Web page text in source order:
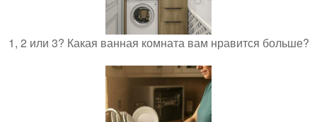
1, 2 или 3? Какая ванная комната вам нравится больше?